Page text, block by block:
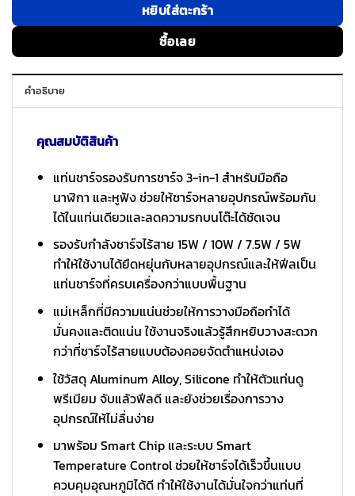
หยิบใส่ตะกร้า
ซื้อเลย
คำอธิบาย
คุณสมบัติสินค้า
แท่นชาร์จรองรับการชาร์จ 3-in-1 สำหรับมือถือ
นาฬิกา และหูฟัง ช่วยให้ชาร์จหลายอุปกรณ์พร้อมกัน
ได้ในแท่นเดียวและลดความรกบนโต๊ะได้ชัดเจน
รองรับกำลังชาร์จไร้สาย 15W / 10W / 7.5W / 5W
ทำให้ใช้งานได้ยืดหยุ่นกับหลายอุปกรณ์และให้ฟีลเป็น
แท่นชาร์จที่ครบเครื่องกว่าแบบพื้นฐาน
แม่เหล็กที่มีความแน่นช่วยให้การวางมือถือทำได้
มั่นคงและติดแน่น ใช้งานจริงแล้วรู้สึกหยิบวางสะดวก
กว่าที่ชาร์จไร้สายแบบต้องคอยจัดตำแหน่งเอง
ใช้วัสดุ Aluminum Alloy, Silicone ทำให้ตัวแท่นดู
พรีเมียม จับแล้วฟีลดี และยังช่วยเรื่องการวาง
อุปกรณ์ให้ไม่ลื่นง่าย
มาพร้อม Smart Chip และระบบ Smart
Temperature Control ช่วยให้ชาร์จได้เร็วขึ้นแบบ
ควบคุมอุณหภูมิได้ดี ทำให้ใช้งานได้มั่นใจกว่าแท่นที่